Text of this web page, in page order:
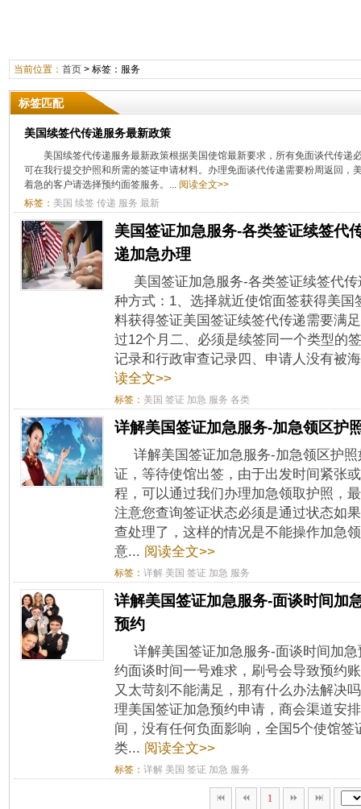
当前位置： 首页> 标签：服务
标签匹配
​美国续签代传递服务最新政策
美国续签代传递服务最新政策根据美国使馆最新要求，所有免面谈代传递
可在我行提交护照和所需的签证申请材料。办理免面谈代传递需要粉周返回，
着急的客户请选择预约面签服务。... 阅读全文>>
标签： 美国 续签 传递 服务 最新
美国签证加急服务-各类签证续签代
递加急办理
美国签证加急服务-各类签证续签代
种方式：1、选择就近使馆面签获得美
料获得签证美国签证续签代传递需要满
过12个月二、必须是续签同一个类型的
记录和行政审查记录四、申请人没有被
读全文>>
标签： 美国 签证 加急 服务 各类
详解美国签证加急服务-加急领区护
详解美国签证加急服务-加急领区护
证，等待使馆出签，由于出发时间紧张
程，可以通过我们办理加急领取护照，
注意您查询签证状态必须是通过状态如
查处理了，这样的情况是不能操作加急
意... 阅读全文>>
标签： 详解 美国 签证 加急 服务
详解美国签证加急服务-面谈时间加
预约
详解美国签证加急服务-面谈时间加
约面谈时间一号难求，刷号会导致预约
又太苛刻不能满足，那有什么办法解决
理美国签证加急预约申请，商会渠道安
间，没有任何负面影响，全国5个使馆
类... 阅读全文>>
标签： 详解 美国 签证 加急 服务
1